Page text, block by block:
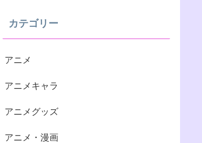
カテゴリー
アニメ
アニメキャラ
アニメグッズ
アニメ・漫画